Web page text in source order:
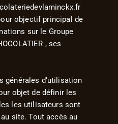
objectif principal de
sur le Groupe
, ses
générales d’utilisation
objet de définir les
les utilisateurs sont
site. Tout accès au